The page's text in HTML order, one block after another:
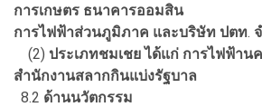
การเกษตร ธนาคารออมสิน
การไฟฟ้าส่วนภูมิภาค และบริษัท ปตท.
(2) ประเภทชมเชย ได้แก่ การไฟฟ้าน
สำนักงานสลากกินแบ่งรัฐบาล
8.2 ด้านนวัตกรรม